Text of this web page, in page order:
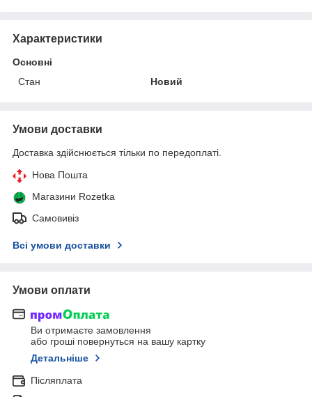
Характеристики
Основні
Стан
Новий
Умови доставки
Доставка здійснюється тільки по передоплаті.
Нова Пошта
Магазини Rozetka
Самовивіз
Всі умови доставки
Умови оплати
Ви отримаєте замовлення
або гроші повернуться на вашу картку
Детальніше
Післяплата